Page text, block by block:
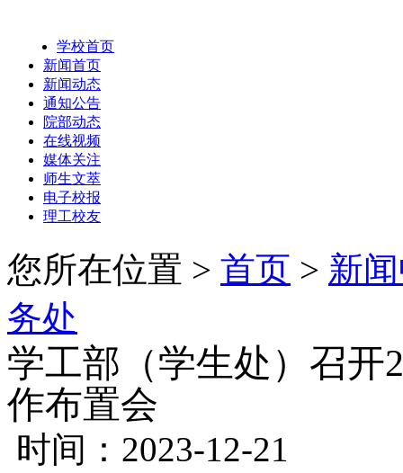
学校首页
新闻首页
新闻动态
通知公告
院部动态
在线视频
媒体关注
师生文萃
电子校报
理工校友
您所在位置 > 首页 > 新
务处
学工部（学生处）召开
作布置会
时间：2023-12-21